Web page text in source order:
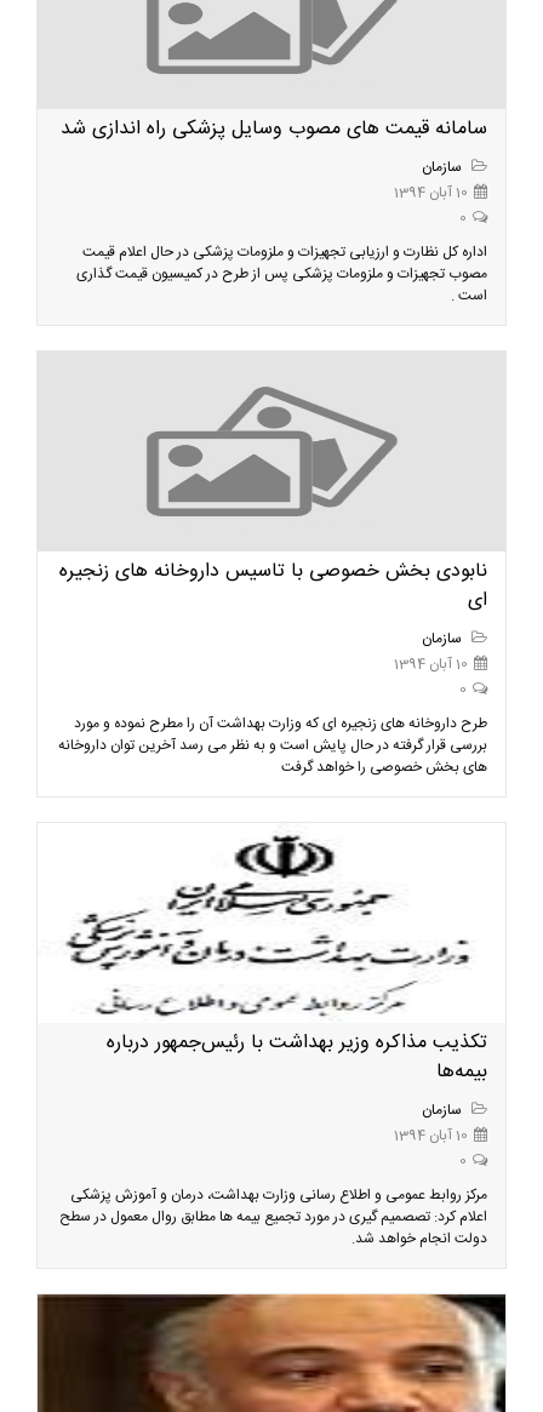
سامانه قیمت های مصوب وسایل پزشکی راه اندازی شد
سازمان
10 آبان 1394
0
اداره کل نظارت و ارزیابی تجهیزات و ملزومات پزشکی در حال اعلام قیمت
مصوب تجهیزات و ملزومات پزشکی پس از طرح در کمیسیون قیمت گذاری
است .
نابودی بخش خصوصی با تاسیس داروخانه های زنجیره
ای
سازمان
10 آبان 1394
0
طرح داروخانه های زنجیره ای که وزارت بهداشت آن را مطرح نموده و مورد
بررسی قرار گرفته در حال پایش است و به نظر می رسد آخرین توان داروخانه
های بخش خصوصی را خواهد گرفت
تکذیب مذاکره وزیر بهداشت با رئیس‌جمهور درباره
بیمه‌ها
سازمان
10 آبان 1394
0
مرکز روابط عمومی و اطلاع رسانی وزارت بهداشت، درمان و آموزش پزشکی
اعلام کرد: تصصمیم گیری در مورد تجمیع بیمه ها مطابق روال معمول در سطح
دولت انجام خواهد شد.